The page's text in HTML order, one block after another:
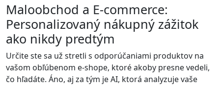
Maloobchod a E-commerce:
Personalizovaný nákupný zážitok
ako nikdy predtým
Určite ste sa už stretli s odporúčaniami produktov na
vašom obľúbenom e-shope, ktoré akoby presne vedeli,
čo hľadáte. Áno, aj za tým je AI, ktorá analyzuje vaše